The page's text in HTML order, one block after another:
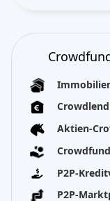
Aktien-
P2P-
P2P-